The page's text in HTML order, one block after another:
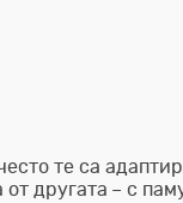
те са
другата – с